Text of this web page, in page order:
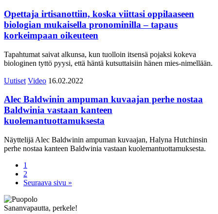
Opettaja irtisanottiin, koska viittasi oppilaaseen
biologian mukaisella pronominilla – tapaus
korkeimpaan oikeuteen
Tapahtumat saivat alkunsa, kun tuolloin itsensä pojaksi kokeva
biologinen tyttö pyysi, että häntä kutsuttaisiin hänen mies-nimellään.
Uutiset Video 16.02.2022
Alec Baldwinin ampuman kuvaajan perhe nostaa
Baldwinia vastaan kanteen
kuolemantuottamuksesta
Näyttelijä Alec Baldwinin ampuman kuvaajan, Halyna Hutchinsin
perhe nostaa kanteen Baldwinia vastaan kuolemantuottamuksesta.
1
2
Seuraava sivu »
Sananvapautta, perkele!